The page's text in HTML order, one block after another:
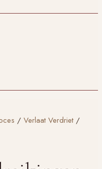
/ Verlaat Verdriet /